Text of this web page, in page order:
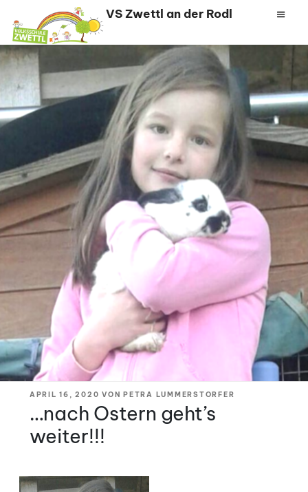
Inhalt
springen
VS Zwettl an der Rodl
VERÖFFENTLICHT
APRIL 16, 2020 VON PETRA LUMMERSTORFER
…nach Ostern geht’s
weiter!!!